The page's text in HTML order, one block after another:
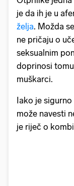
je da ih je u
želja. Možda
ne pričaju o
seksualnim
doprinosi
muškarci.
Iako je
može navesti
je riječ o